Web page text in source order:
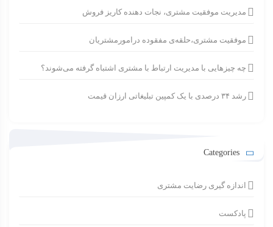
مدیریت موفقیت مشتری، نجات دهنده کاریز فروش
موفقیت مشتری،حلقه‌ی مفقوده درامورمشتریان
چه چیزهایی با مدیریت ارتباط با مشتری اشتباه گرفته می‌شوند؟
رشد ۳۴ درصدی با یک کمپین تبلیغاتی ارزان قیمت
Categories
اندازه گیری رضایت مشتری
پادکست